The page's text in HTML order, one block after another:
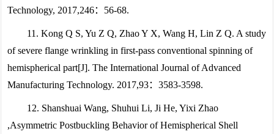
Technology, 2017,246：56-68.
11. Kong Q S, Yu Z Q, Zhao Y X, Wang H, Lin Z Q. A study
of severe flange wrinkling in first-pass conventional spinning of
hemispherical part[J]. The International Journal of Advanced
Manufacturing Technology. 2017,93：3583-3598.
12. Shanshuai Wang, Shuhui Li, Ji He, Yixi Zhao
,Asymmetric Postbuckling Behavior of Hemispherical Shell